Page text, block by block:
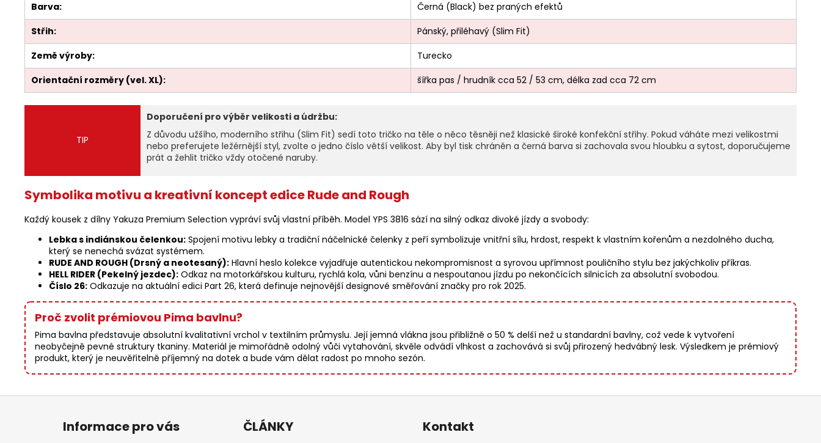
Barva:
Černá (Black) bez praných efektů
Střih:
Pánský, přiléhavý (Slim Fit)
Země výroby:
Turecko
Orientační rozměry (vel. XL):
šířka pas / hrudník cca 52 / 53 cm, délka zad cca 72 cm
TIP
Doporučení pro výběr velikosti a údržbu:
Z důvodu užšího, moderního střihu (Slim Fit) sedí toto tričko na těle o něco těsněji než klasické široké konfekční střihy. Pokud váháte mezi velikostmi
nebo preferujete ležérnější styl, zvolte o jedno číslo větší velikost. Aby byl tisk chráněn a černá barva si zachovala svou hloubku a sytost, doporučujeme
prát a žehlit tričko vždy otočené naruby.
Symbolika motivu a kreativní koncept edice Rude and Rough
Každý kousek z dílny Yakuza Premium Selection vypráví svůj vlastní příběh. Model YPS 3816 sází na silný odkaz divoké jízdy a svobody:
Lebka s indiánskou čelenkou: Spojení motivu lebky a tradiční náčelnické čelenky z peří symbolizuje vnitřní sílu, hrdost, respekt k vlastním kořenům a nezdolného ducha,
který se nenechá svázat systémem.
RUDE AND ROUGH (Drsný a neotesaný): Hlavní heslo kolekce vyjadřuje autentickou nekompromisnost a syrovou upřímnost pouličního stylu bez jakýchkoliv příkras.
HELL RIDER (Pekelný jezdec): Odkaz na motorkářskou kulturu, rychlá kola, vůni benzínu a nespoutanou jízdu po nekončících silnicích za absolutní svobodou.
Číslo 26: Odkazuje na aktuální edici Part 26, která definuje nejnovější designové směřování značky pro rok 2025.
Proč zvolit prémiovou Pima bavlnu?
Pima bavlna představuje absolutní kvalitativní vrchol v textilním průmyslu. Její jemná vlákna jsou přibližně o 50 % delší než u standardní bavlny, což vede k vytvoření
neobyčejně pevné struktury tkaniny. Materiál je mimořádně odolný vůči vytahování, skvěle odvádí vlhkost a zachovává si svůj přirozený hedvábný lesk. Výsledkem je prémiový
produkt, který je neuvěřitelně příjemný na dotek a bude vám dělat radost po mnoho sezón.
Informace pro vás ČLÁNKY Kontakt